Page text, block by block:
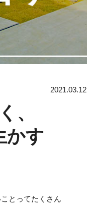
2021.03.12
、
かす
とってたくさん